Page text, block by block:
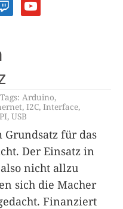
Tags: Arduino,
, I2C, Interface,
, USB
für das
Der Einsatz in
nicht allzu
sich die Macher
Finanziert